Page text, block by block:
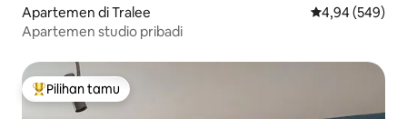
Apartemen di Tralee Nilai rata-rata
4,94 (549)
Apartemen studio pribadi
Pilihan tamu terpopuler
Pilihan tamu